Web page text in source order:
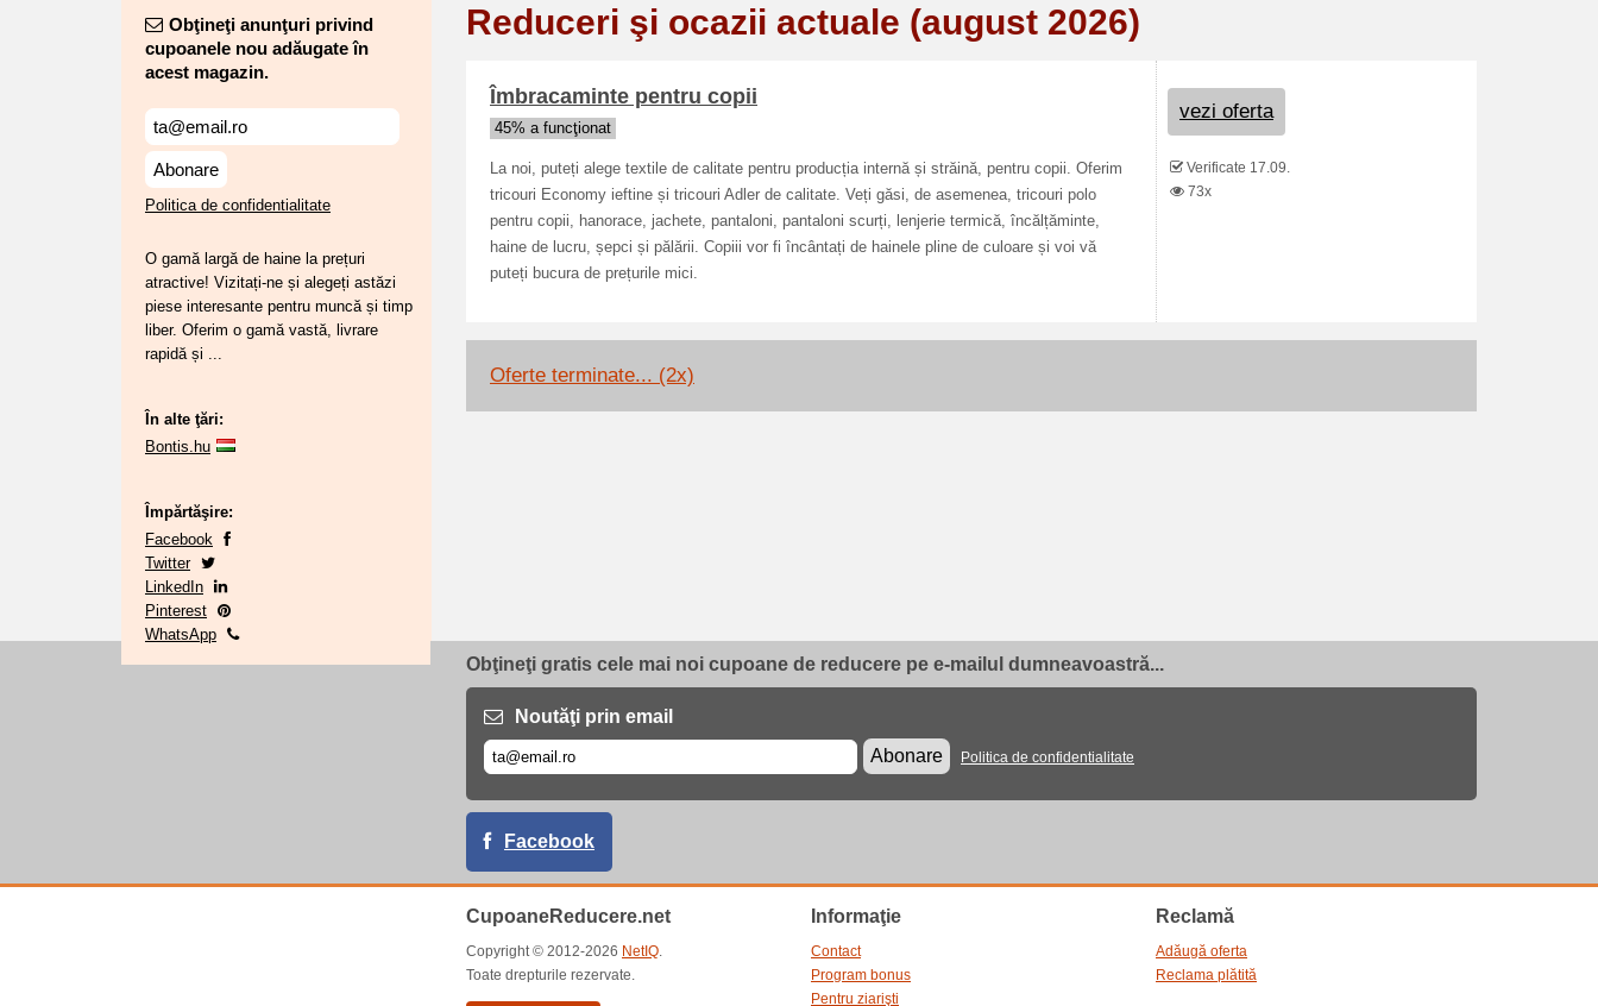
Obţineţi anunţuri privind
cupoanele nou adăugate în
acest magazin.
Abonare
Politica de confidentialitate
O gamă largă de haine la prețuri
atractive! Vizitați-ne și alegeți astăzi
piese interesante pentru muncă și timp
liber. Oferim o gamă vastă, livrare
rapidă și ...
În alte ţări:
Bontis.hu
Împărtăşire:
Facebook
Twitter
LinkedIn
Pinterest
WhatsApp
Reduceri şi ocazii actuale (august 2026)
Îmbracaminte pentru copii
45% a funcţionat
La noi, puteți alege textile de calitate pentru producția internă și străină, pentru copii. Oferim
tricouri Economy ieftine și tricouri Adler de calitate. Veți găsi, de asemenea, tricouri polo
pentru copii, hanorace, jachete, pantaloni, pantaloni scurți, lenjerie termică, încălțăminte,
haine de lucru, șepci și pălării. Copiii vor fi încântați de hainele pline de culoare și voi vă
puteți bucura de prețurile mici.
vezi oferta
Verificate 17.09.
73x
Oferte terminate... (2x)
Obţineţi gratis cele mai noi cupoane de reducere pe e-mailul dumneavoastră...
Noutăţi prin email
Abonare
Politica de confidentialitate
Facebook
CupoaneReducere.net
Copyright © 2012-2026 NetIQ.
Toate drepturile rezervate.
Informaţie
Contact
Program bonus
Pentru ziarişti
Reclamă
Adăugă oferta
Reclama plătită